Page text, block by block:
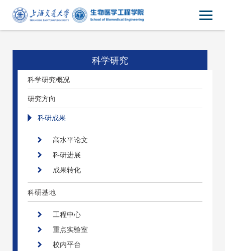
科学研究
科学研究概况
研究方向
科研成果
高水平论文
科研进展
成果转化
科研基地
工程中心
重点实验室
校内平台